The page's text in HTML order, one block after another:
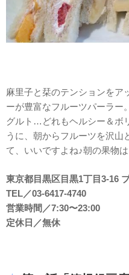
麻里子と栞のテンションをア
ーが豊富なフルーツパーラー
グルト…どれもヘルシー＆ボ
うに、朝からフルーツを沢山
て、いいですよね♪朝の果物は
東京都目黒区目黒1丁目3-16
TEL／03-6417-4740
営業時間／7:30〜23:00
定休日／無休